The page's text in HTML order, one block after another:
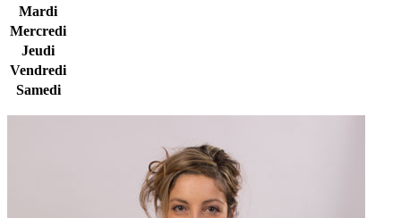
Mardi
Mercredi
Jeudi
Vendredi
Samedi